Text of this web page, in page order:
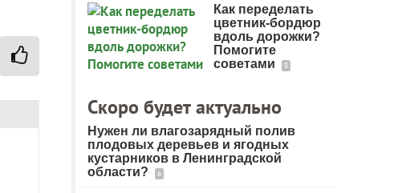
Как переделать
цветник-бордюр
вдоль дорожки?
Помогите
советами
8
Скоро будет актуально
Нужен ли влагозарядный полив
плодовых деревьев и ягодных
кустарников в Ленинградской
области?
6